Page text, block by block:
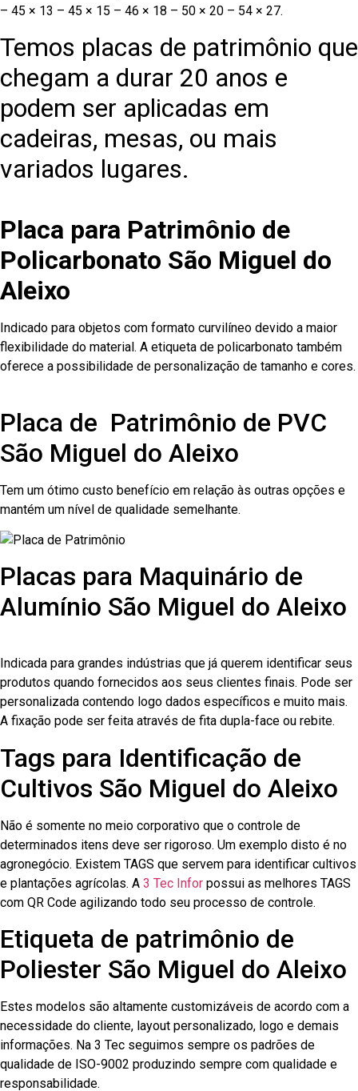
– 45 × 13 – 45 × 15 – 46 × 18 – 50 × 20 – 54 × 27.
Temos placas de patrimônio que
chegam a durar 20 anos e
podem ser aplicadas em
cadeiras, mesas, ou mais
variados lugares.
Placa para Patrimônio de
Policarbonato São Miguel do
Aleixo
Indicado para objetos com formato curvilíneo devido a maior
flexibilidade do material. A etiqueta de policarbonato também
oferece a possibilidade de personalização de tamanho e cores.
Placa de Patrimônio de PVC
São Miguel do Aleixo
Tem um ótimo custo benefício em relação às outras opções e
mantém um nível de qualidade semelhante.
Placas para Maquinário de
Alumínio São Miguel do Aleixo
Indicada para grandes indústrias que já querem identificar seus
produtos quando fornecidos aos seus clientes finais. Pode ser
personalizada contendo logo dados específicos e muito mais.
A fixação pode ser feita através de fita dupla-face ou rebite.
Tags para Identificação de
Cultivos São Miguel do Aleixo
Não é somente no meio corporativo que o controle de
determinados itens deve ser rigoroso. Um exemplo disto é no
agronegócio. Existem TAGS que servem para identificar cultivos
e plantações agrícolas. A 3 Tec Infor possui as melhores TAGS
com QR Code agilizando todo seu processo de controle.
Etiqueta de patrimônio de
Poliester São Miguel do Aleixo
Estes modelos são altamente customizáveis de acordo com a
necessidade do cliente, layout personalizado, logo e demais
informações. Na 3 Tec seguimos sempre os padrões de
qualidade de ISO-9002 produzindo sempre com qualidade e
responsabilidade.